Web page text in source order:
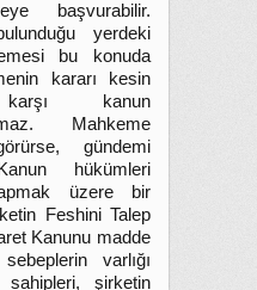
başvurabilir.
yerdeki
bu konuda
kararı kesin
kanun
Mahkeme
gündemi
hükümleri
üzere bir
Feshini Talep
Kanunu madde
varlığı
sahipleri, şirketin